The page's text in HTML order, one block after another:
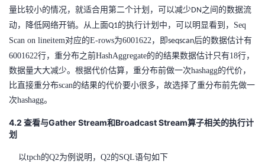
量比较小的情况，就适合用第二个计划，可以减少DN之间的数据流
动，降低网络开销。从上面Q1的执行计划中，可以明显看到， Seq
Scan on lineitem对应的E-rows为6001622，
即seqscan后的数据估计有
6001622行，重分布之前HashAggregate的的结果数据估计只有18行，
数据量大大减少。根据代价估算，重分布前做一次hashagg的代价，
比直接重分布scan的结果的代价要小很多，故选择了重分布前先做一
次hashagg。
4.2 查看与Gather Stream和Broadcast Stream算子相关的执行计
划
以tpch的Q2为例说明，Q2的SQL语句如下